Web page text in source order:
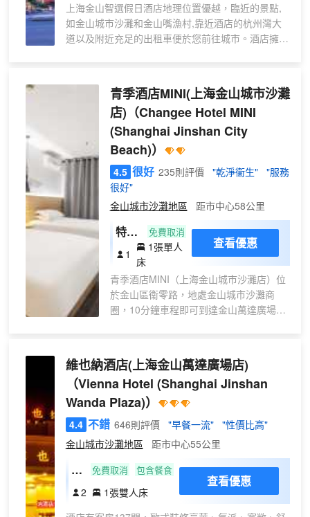
床
房
上海金山智選假日酒店地理位置優越，臨近的景點,
如金山城市沙灘和金山嘴漁村,靠近酒店的杭州灣大
道以及附近充足的出租車便於您前往城市。酒店擁有
中心為賓客提供互聯網、打印、傳真、複印和IT服
務。上海金山智選假日酒店還設有2間能容納200人
的標準會議室，為您的會議或活動提供多樣化得選
擇。酒店還提供自助商務中心和自動售貨機等和其它
自助式服務設施。
無論是假期，還是公務，下一次到訪上海金山時請下
榻上海金山智選假日酒店是您的明智之選。
青季酒店MINI(上海金山城市沙灘
店) （Changee Hotel MINI
(Shanghai Jinshan City
Beach)）
4.5 很好 235則評價 "乾淨衞生"
"服務
很好"
金山城市沙灘地區
距市中心58公里
特惠
單間
免費取消
1
1張單人
床
查看優惠
青季酒店MINI（上海金山城市沙灘店）位
於金山區衞零路，地處金山城市沙灘商
圈，10分鐘車程即可到達金山萬達廣場、
也是與門店近在咫尺，門店地理位置優
越，配套設施齊全。
青季酒店MINI是恭勝酒店集團旗下微精品
酒店品牌，有質有顏，是為城市中簡單青
年打造的心靈棲息地與居停空間，隨性、
自由、生機盎然。
酒店設計風格極簡清新，嚴選酒店用品、
鬧中取靜，WIFI全覆蓋、24小時熱水，配
套設施完善，將為您提供乾淨舒適的住宿
環境，是您商務、參展、旅遊出行的上佳
維也納酒店(上海金山萬達廣場店)
（Vienna Hotel (Shanghai Jinshan
Wanda Plaza)）
4.4 不錯 646則評價 "早餐一流"
"性價比高"
金山城市沙灘地區
距市中心55公里
標
準
免費取消 包含餐食
2 1張雙人床
查看優惠